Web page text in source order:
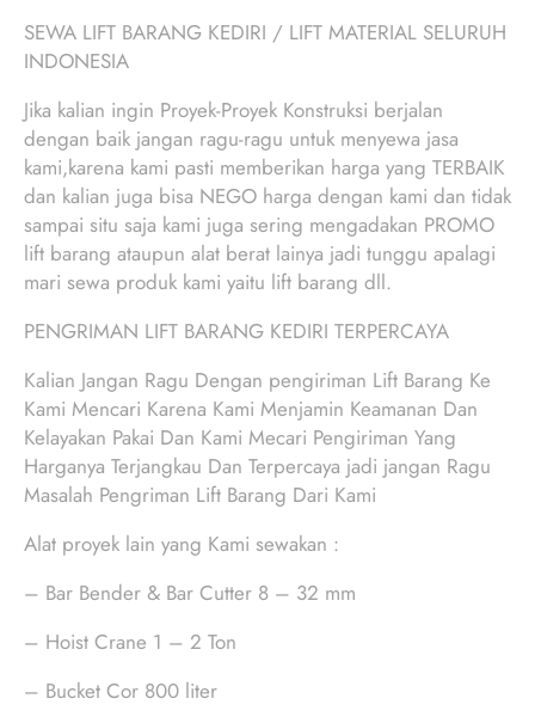
SEWA LIFT BARANG KEDIRI / LIFT MATERIAL SELURUH
INDONESIA
Jika kalian ingin Proyek-Proyek Konstruksi berjalan
dengan baik jangan ragu-ragu untuk menyewa jasa
kami,karena kami pasti memberikan harga yang TERBAIK
dan kalian juga bisa NEGO harga dengan kami dan tidak
sampai situ saja kami juga sering mengadakan PROMO
lift barang ataupun alat berat lainya jadi tunggu apalagi
mari sewa produk kami yaitu lift barang dll.
PENGRIMAN LIFT BARANG KEDIRI TERPERCAYA
Kalian Jangan Ragu Dengan pengiriman Lift Barang Ke
Kami Mencari Karena Kami Menjamin Keamanan Dan
Kelayakan Pakai Dan Kami Mecari Pengiriman Yang
Harganya Terjangkau Dan Terpercaya jadi jangan Ragu
Masalah Pengriman Lift Barang Dari Kami
Alat proyek lain yang Kami sewakan :
– Bar Bender & Bar Cutter 8 – 32 mm
– Hoist Crane 1 – 2 Ton
– Bucket Cor 800 liter